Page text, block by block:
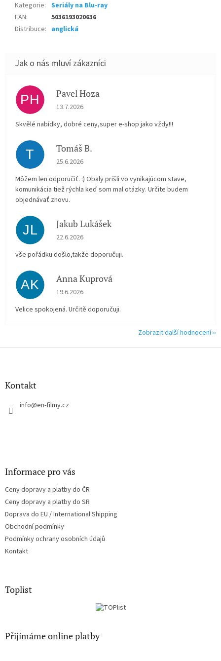
Kategorie: Seriály na Blu-ray
EAN:
5036193020636
Distribuce: anglická
PH Pavel Hoza
Hodnocení obchodu je 5 z 5 hvězdiček.
13.7.2026
Skvělé nabídky, dobré ceny,super e-shop jako vždy!!!
T Tomáš B.
Hodnocení obchodu je 5 z 5 hvězdiček.
25.6.2026
Môžem len odporučiť. :) Obaly prišli vo vynikajúcom stave,
komunikácia tiež rýchla keď som mal otázky. Určite budem
objednávať znovu.
JL Jakub Lukášek
Hodnocení obchodu je 5 z 5 hvězdiček.
22.6.2026
vše pořádku došlo,takže doporučuji.
AK Anna Kuprová
Hodnocení obchodu je 5 z 5 hvězdiček.
19.6.2026
Velice spokojená. Určitě doporučuji.
Zobrazit další hodnocení
Z
Kontakt
info@en-filmy.cz
Informace pro vás
Ceny dopravy a platby do ČR
Ceny dopravy a platby do SR
Doprava do EU / International Shipping
Obchodní podmínky
Podmínky ochrany osobních údajů
Kontakt
Toplist
Přijímáme online platby